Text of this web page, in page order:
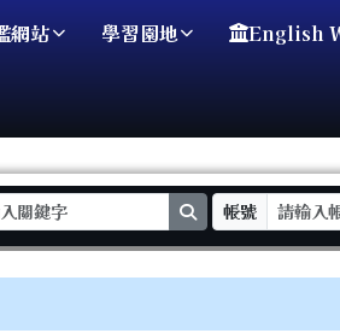
網站 學習園地 English
search
帳號